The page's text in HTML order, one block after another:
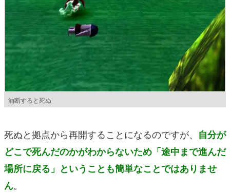
油断すると死ぬ
死ぬと拠点から再開することになるのですが、 自分が
どこで死んだのかがわからないため「途中まで進んだ
場所に戻る」ということも簡単なことではありませ
ん。